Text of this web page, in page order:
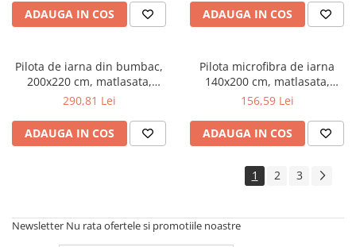
densitate 200 g/m², lavabila la
95°C, alb
ADAUGA IN COS
95°C, alb
ADAUGA IN COS
Pilota de iarna din bumbac,
200x220 cm, matlasata,
umplutura bilute siliconizate,
95°C, alb
290,81 Lei
ADAUGA IN COS
Pilota microfibra de iarna
140x200 cm, matlasata,
umplutura bilute siliconizate,
g/m², lavabila la 95°C, alb
156,59 Lei
ADAUGA IN COS
1 2 3
Newsletter Nu rata ofertele si promotiile noastre